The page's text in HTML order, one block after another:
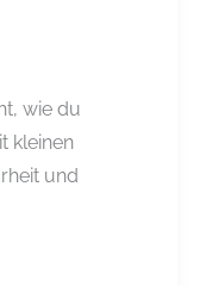
wie du
kleinen
und